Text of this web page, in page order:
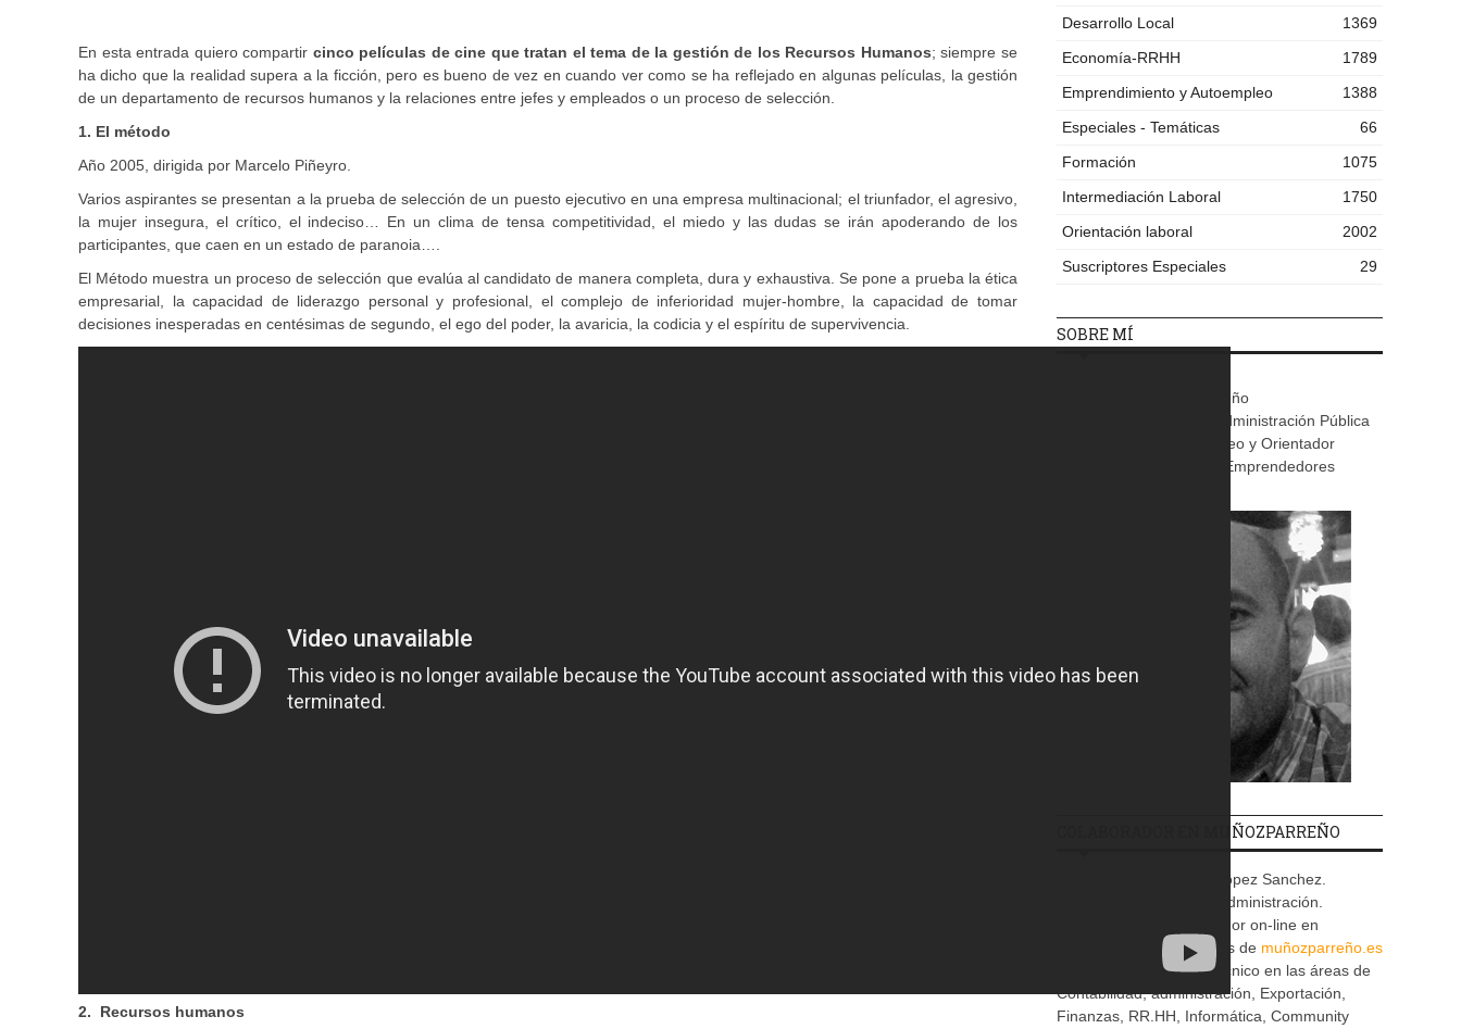
En esta entrada quiero compartir cinco películas de cine que tratan el tema de la gestión de los Recursos Humanos; siempre se
ha dicho que la realidad supera a la ficción, pero es bueno de vez en cuando ver como se ha reflejado en algunas películas, la gestión
de un departamento de recursos humanos y la relaciones entre jefes y empleados o un proceso de selección.
1. El método
Año 2005, dirigida por Marcelo Piñeyro.
Varios aspirantes se presentan a la prueba de selección de un puesto ejecutivo en una empresa multinacional; el triunfador, el agresivo,
la mujer insegura, el crítico, el indeciso… En un clima de tensa competitividad, el miedo y las dudas se irán apoderando de los
participantes, que caen en un estado de paranoia….
El Método muestra un proceso de selección que evalúa al candidato de manera completa, dura y exhaustiva. Se pone a prueba la ética
empresarial, la capacidad de liderazgo personal y profesional, el complejo de inferioridad mujer-hombre, la capacidad de tomar
decisiones inesperadas en centésimas de segundo, el ego del poder, la avaricia, la codicia y el espíritu de supervivencia.
2. Recursos humanos
Desarrollo Local
1369
Economía-RRHH
1789
Emprendimiento y Autoempleo
1388
Especiales - Temáticas
66
Formación
1075
Intermediación Laboral
1750
Orientación laboral
2002
Suscriptores Especiales
29
SOBRE MÍ
Jose Carlos Muñoz Parreño
Técnico de Empleo en Administración Pública
Local. Promotor de Empleo y Orientador
Laboral. Asesoramiento Emprendedores
COLABORADOR EN MUÑOZPARREÑO
Manuel Lopez Sanchez.
Técnico Administración.
Colaborador on-line en
contenidos de muñozparreño.es
Gestor técnico en las áreas de
Contabilidad, administración, Exportación,
Finanzas, RR.HH, Informática, Community